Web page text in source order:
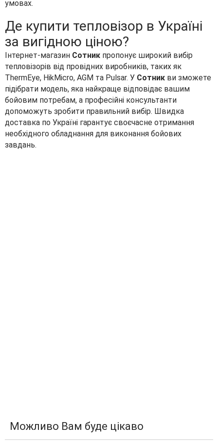
умовах.
Де купити тепловізор в Україні
за вигідною ціною?
Інтернет-магазин Сотник пропонує широкий вибір
тепловізорів від провідних виробників, таких як
ThermEye, HikMicro, AGM та Pulsar. У Сотник ви зможете
підібрати модель, яка найкраще відповідає вашим
бойовим потребам, а професійні консультанти
допоможуть зробити правильний вибір. Швидка
доставка по Україні гарантує своєчасне отримання
необхідного обладнання для виконання бойових
завдань.
Можливо Вам буде цікаво